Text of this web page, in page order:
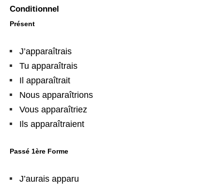
Conditionnel
Présent
J’apparaîtrais
Tu apparaîtrais
Il apparaîtrait
Nous apparaîtrions
Vous apparaîtriez
Ils apparaîtraient
Passé 1ère Forme
J’aurais apparu